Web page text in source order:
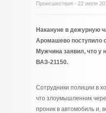
Происшествия - 22 июля
Накануне в дежурную
Аромашево поступило
Мужчина заявил, что у
ВАЗ-21150.
Сотрудники полиции в
что злоумышленник
проник в автомобиль и,